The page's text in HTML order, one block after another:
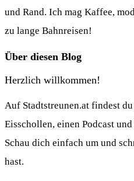
und Rand. Ich mag Kaffee,
zu lange Bahnreisen!
Über diesen Blog
Herzlich willkommen!
Auf Stadtstreunen.at findest
Eisschollen, einen Podcast
Schau dich einfach um und
hast.